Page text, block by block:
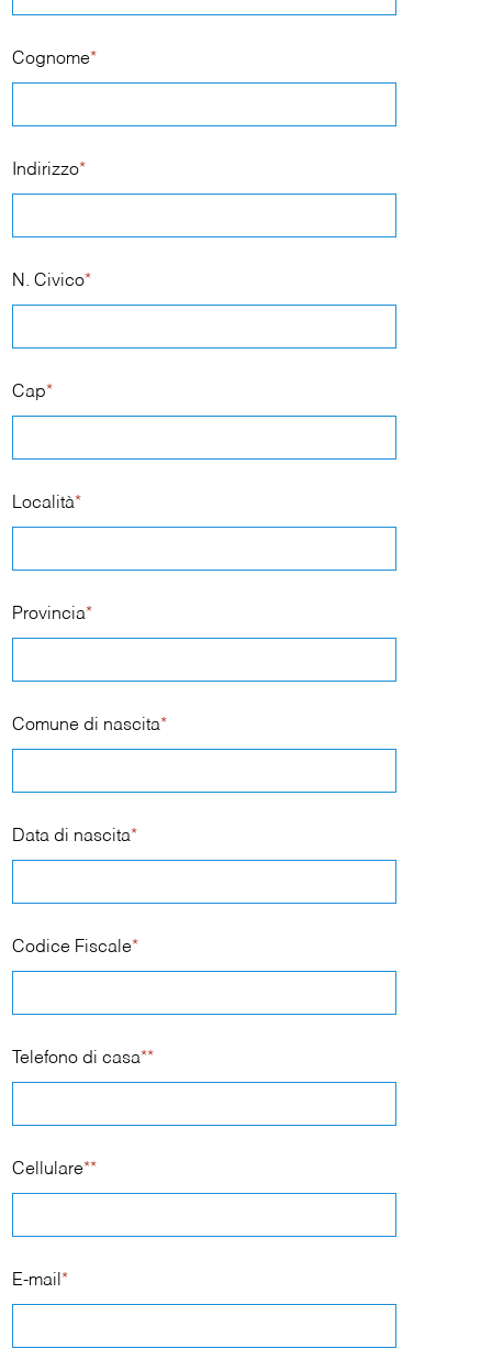
Cognome*
Indirizzo*
N. Civico*
Cap*
Località*
Provincia*
Comune di nascita*
Data di nascita*
Codice Fiscale*
Telefono di casa**
Cellulare**
E-mail *